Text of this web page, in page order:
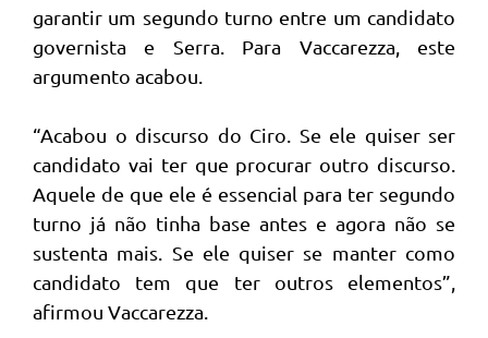
garantir um segundo turno entre um candidato
governista e Serra. Para Vaccarezza, este
argumento acabou.
“Acabou o discurso do Ciro. Se ele quiser ser
candidato vai ter que procurar outro discurso.
Aquele de que ele é essencial para ter segundo
turno já não tinha base antes e agora não se
sustenta mais. Se ele quiser se manter como
candidato tem que ter outros elementos”,
afirmou Vaccarezza.